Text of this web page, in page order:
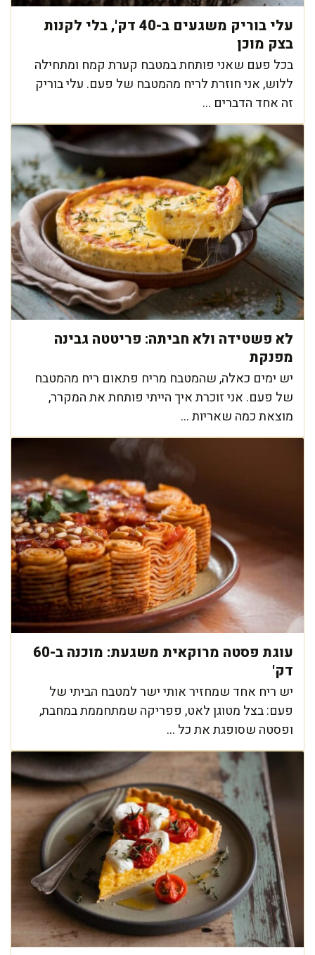
עלי בוריק משגעים ב-40 דק', בלי לקנות
בצק מוכן
בכל פעם שאני פותחת במטבח קערת קמח ומתחילה
ללוש, אני חוזרת לריח מהמטבח של פעם. עלי בוריק
זה אחד הדברים ...
לא פשטידה ולא חביתה: פריטטה גבינה
מפנקת
יש ימים כאלה, שהמטבח מריח פתאום ריח מהמטבח
של פעם. אני זוכרת איך הייתי פותחת את המקרר,
מוצאת כמה שאריות ...
עוגת פסטה מרוקאית משגעת: מוכנה ב-60
דק'
יש ריח אחד שמחזיר אותי ישר למטבח הביתי של
פעם: בצל מטוגן לאט, פפריקה שמתחממת במחבת,
ופסטה שסופגת את כל ...